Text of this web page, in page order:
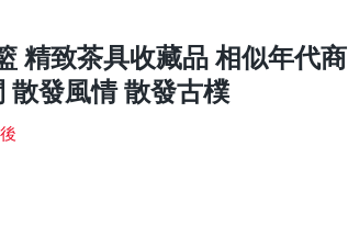
精致茶具收藏品 相似年代商
發風情 散發古樸